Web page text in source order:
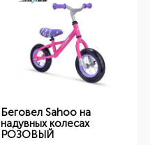
Беговел Sahoo на
надувных колесах
РОЗОВЫЙ